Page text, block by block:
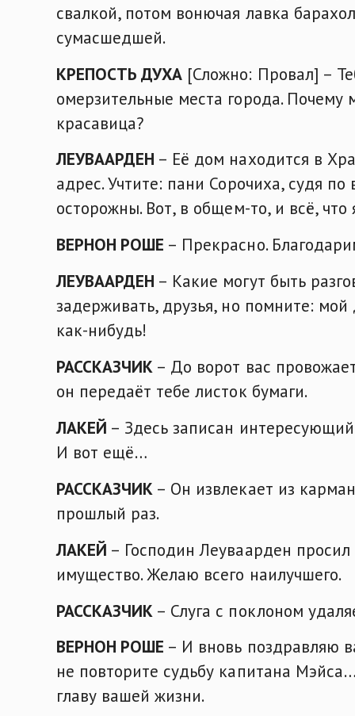
свалкой, потом вонючая лавка
сумасшедшей.
КРЕПОСТЬ ДУХА [Сложно: Провал] –
омерзительные места города. Почему
красавица?
ЛЕУВААРДЕН – Её дом находится в
адрес. Учтите: пани Сорочиха, судя по
осторожны. Вот, в общем-то, и всё,
ВЕРНОН РОШЕ – Прекрасно.
ЛЕУВААРДЕН – Какие могут быть
задерживать, друзья, но помните:
как-нибудь!
РАССКАЗЧИК – До ворот вас
он передаёт тебе листок бумаги.
ЛАКЕЙ – Здесь записан
И вот ещё…
РАССКАЗЧИК – Он извлекает из
прошлый раз.
ЛАКЕЙ – Господин Леуваарден
имущество. Желаю всего наилучшего.
РАССКАЗЧИК – Слуга с поклоном
ВЕРНОН РОШЕ – И вновь поздравляю
не повторите судьбу капитана
главу вашей жизни.